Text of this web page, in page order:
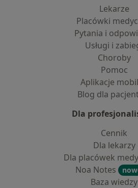
Lekarze
Placówki
Pytania i
Usługi i
Choroby
Pomoc
Aplikacje
Blog dla
Dla
Cennik
Dla lekarzy
Dla placówek
Noa Notes
Baza wiedzy